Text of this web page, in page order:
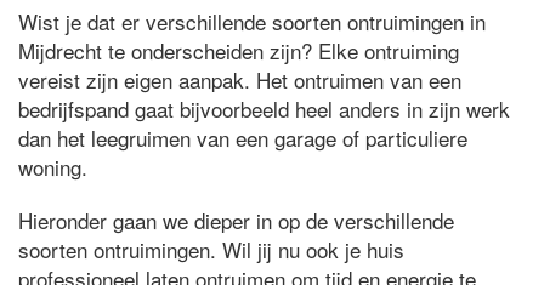
Wist je dat er verschillende soorten ontruimingen in
Mijdrecht te onderscheiden zijn? Elke ontruiming
vereist zijn eigen aanpak. Het ontruimen van een
bedrijfspand gaat bijvoorbeeld heel anders in zijn werk
dan het leegruimen van een garage of particuliere
woning.
Hieronder gaan we dieper in op de verschillende
soorten ontruimingen. Wil jij nu ook je huis
professioneel laten ontruimen om tijd en energie te